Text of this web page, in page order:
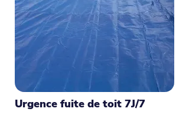
Urgence fuite de toit 7J/7